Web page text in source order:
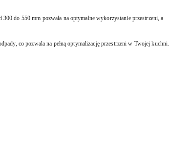
do 550 mm pozwala na optymalne wykorzystanie przestrzeni, a
co pozwala na pełną optymalizację przestrzeni w Twojej kuchni.